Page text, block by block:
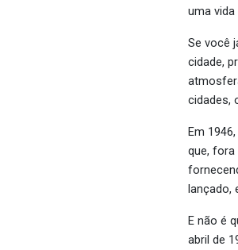
uma
Se você
cidade,
cidades,
Em
que,
lançado,
E não é
abril de